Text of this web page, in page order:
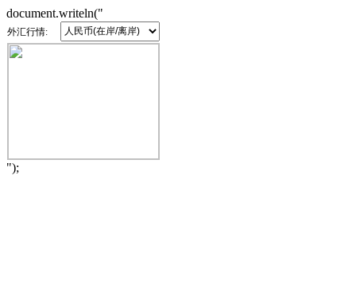
document.writeln("
外汇行情:
");